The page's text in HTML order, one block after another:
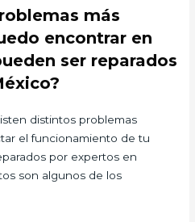
más
encontrar en
ser reparados
distintos problemas
el funcionamiento de tu
por expertos en
son algunos de los